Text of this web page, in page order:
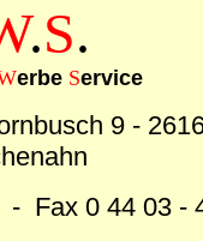
.S.
erbe Service
9 -
- Fax 0 44 03 -